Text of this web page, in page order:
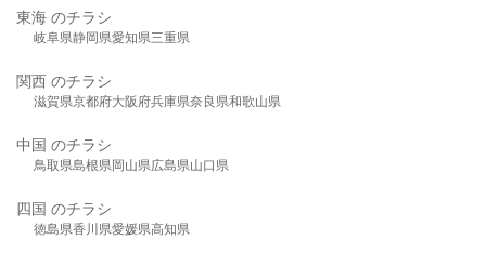
東海 のチラシ
岐阜県静岡県愛知県三重県
関西 のチラシ
滋賀県京都府大阪府兵庫県奈良県和歌山県
中国 のチラシ
鳥取県島根県岡山県広島県山口県
四国 のチラシ
徳島県香川県愛媛県高知県